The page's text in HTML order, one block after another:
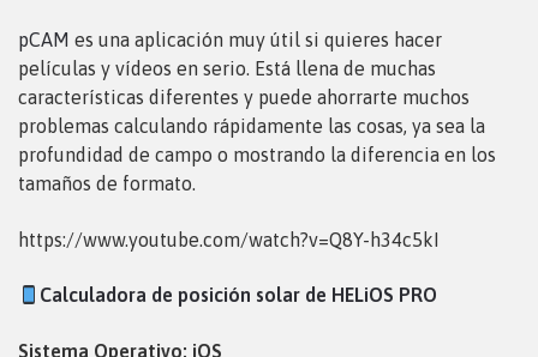
pCAM es una aplicación muy útil si quieres hacer
películas y vídeos en serio. Está llena de muchas
características diferentes y puede ahorrarte muchos
problemas calculando rápidamente las cosas, ya sea la
profundidad de campo o mostrando la diferencia en los
tamaños de formato.
https://www.youtube.com/watch?v=Q8Y-h34c5kI
Calculadora de posición solar de HELiOS PRO
Sistema Operativo: iOS